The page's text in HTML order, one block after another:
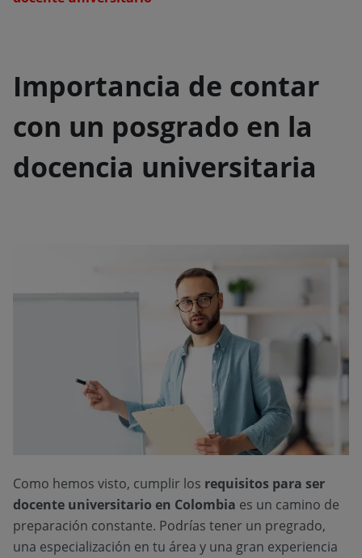
Importancia de contar
con un posgrado en la
docencia universitaria
Como hemos visto, cumplir los requisitos para ser
docente universitario en Colombia es un camino de
preparación constante. Podrías tener un pregrado,
una especialización en tu área y una gran experiencia